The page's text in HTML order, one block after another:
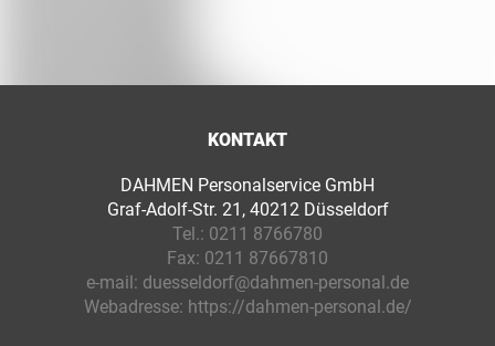
KONTAKT
DAHMEN Personalservice GmbH
Graf-Adolf-Str. 21, 40212 Düsseldorf
Tel.: 0211 8766780
Fax: 0211 87667810
e-mail: duesseldorf@dahmen-personal.de
Webadresse: https://dahmen-personal.de/